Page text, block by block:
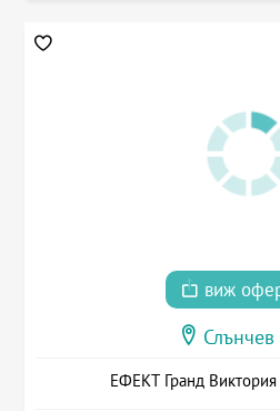
виж
Слънчев
ЕФЕКТ Гранд